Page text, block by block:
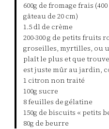
600g de fromage frais
gâteau de 20 cm)
1.5 dl de crème
200-300 g de petits fruits
groseilles, myrtilles, ou
plaît le plus et que
est juste mûr au jardin,
1 citron non traité
100g sucre
8 feuilles de gélatine
150g de biscuits « petits
80g de beurre